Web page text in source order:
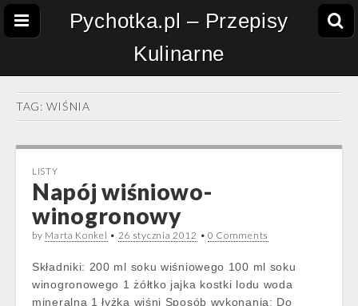
Pychotka.pl – Przepisy
Kulinarne
TAG: WIŚNIA
LISTY
Napój wiśniowo-
winogronowy
by Marta Konkel • 26 stycznia 2012 • 0 Comments
Składniki: 200 ml soku wiśniowego 100 ml soku
winogronowego 1 żółtko jajka kostki lodu woda
mineralna 1 łyżka wiśni Sposób wykonania: Do